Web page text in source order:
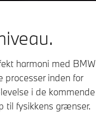
harmoni med BMW
processer inden for
i de kommende
til fysikkens grænser.